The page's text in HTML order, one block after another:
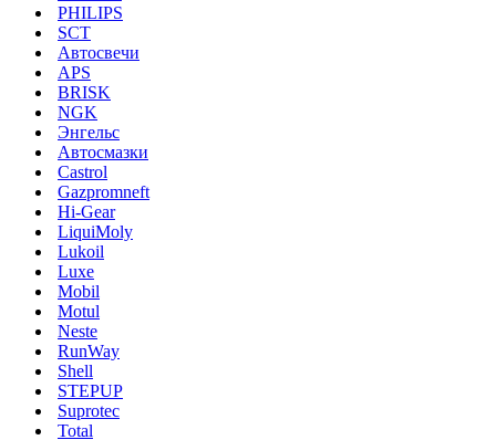
PHILIPS
SCT
Автосвечи
APS
BRISK
NGK
Энгельс
Автосмазки
Castrol
Gazpromneft
Hi-Gear
LiquiMoly
Lukoil
Luxe
Mobil
Motul
Neste
RunWay
Shell
STEPUP
Suprotec
Total